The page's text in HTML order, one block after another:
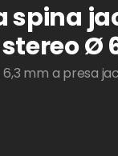
spina
Ø
mm a presa